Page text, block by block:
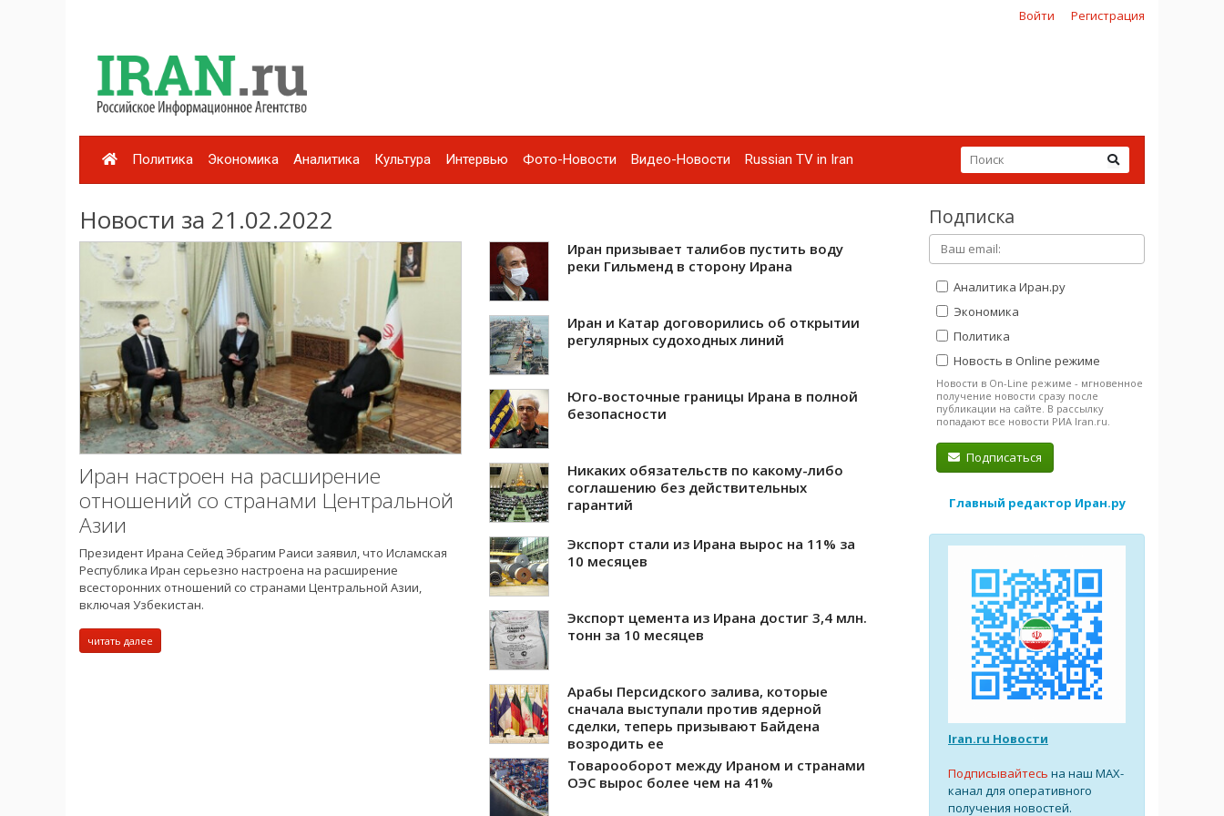
Войти Регистрация
Политика Экономика Аналитика Культура Интервью Фото-Новости Видео-Новости Russian TV in Iran
Новости за 21.02.2022
Иран настроен на расширение
отношений со странами Центральной
Азии
Президент Ирана Сейед Эбрагим Раиси заявил, что Исламская
Республика Иран серьезно настроена на расширение
всесторонних отношений со странами Центральной Азии,
включая Узбекистан.
читать далее
Иран призывает талибов пустить воду
реки Гильменд в сторону Ирана
Иран и Катар договорились об открытии
регулярных судоходных линий
Юго-восточные границы Ирана в полной
безопасности
Никаких обязательств по какому-либо
соглашению без действительных
гарантий
Экспорт стали из Ирана вырос на 11% за
10 месяцев
Экспорт цемента из Ирана достиг 3,4 млн.
тонн за 10 месяцев
Арабы Персидского залива, которые
сначала выступали против ядерной
сделки, теперь призывают Байдена
возродить ее
Товарооборот между Ираном и странами
ОЭС вырос более чем на 41%
Подписка
Аналитика Иран.ру
Экономика
Политика
Новость в Online режиме
Новости в On-Line режиме - мгновенное
получение новости сразу после
публикации на сайте. В рассылку
попадают все новости РИА Iran.ru.
Подписаться
Главный редактор Иран.ру
Iran.ru Новости
Подписывайтесь на наш MAX-
канал для оперативного
получения новостей.